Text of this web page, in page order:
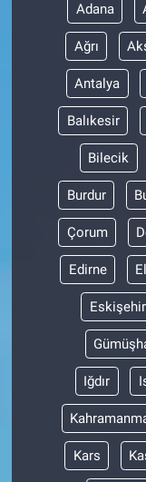
Adana
Ağrı
Antalya
Balıkesir
Bilecik
Burdur
Çorum
Edirne
Eskişehir
Iğdır
Kars
Gündem
Günün
Haber
Kimdir
Koronavirüs
Kültür Sanat
Ne demişti
Nedir
Popüler